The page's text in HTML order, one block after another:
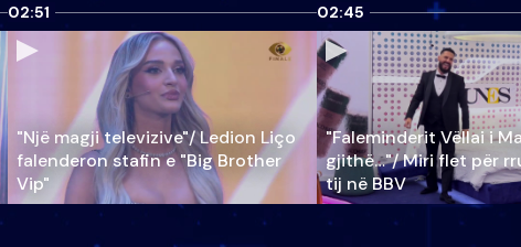
02:51
"Një magji televizive"/ Ledion Liço
falenderon stafin e "Big Brother
Vip"
02:45
"Faleminderit Vëllai i
gjithë…"/ Miri flet për
tij në BBV